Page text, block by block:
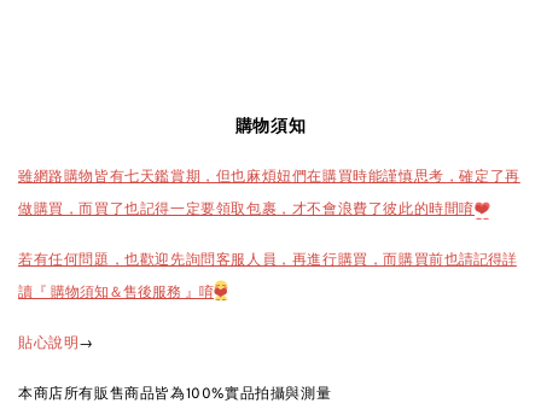
購物須知
雖網路購物皆有七天鑑賞期，但也麻煩妞們在購買時能謹慎思考，確定了再
做購買，而買了也記得一定要領取包裹，才不會浪費了彼此的時間唷❤️
若有任何問題，也歡迎先詢問客服人員，再進行購買，而購買前也請記得詳
讀『 購物須知＆售後服務 』唷❤️
貼心說明→
本商店所有販售商品皆為100%實品拍攝與測量